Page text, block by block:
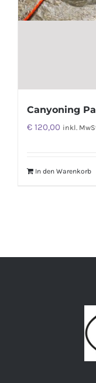
Canyoning
€ 120,00 inkl.
In den Warenkorb